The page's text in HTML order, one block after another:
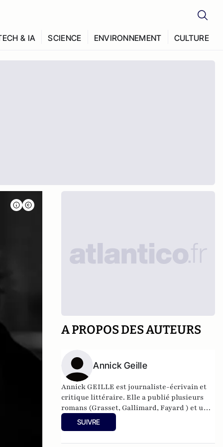
& IA SCIENCE ENVIRONNEMENT CULTURE
A PROPOS DES AUTEURS
Annick Geille
Annick GEILLE est journaliste-écrivain et
critique littéraire. Elle a publié plusieurs
romans (Grasset, Gallimard, Fayard ) et un
essai : « Le nouvel Homme » (Lattès) Elle a
obtenu entre autres le prix du Premier
SUIVRE